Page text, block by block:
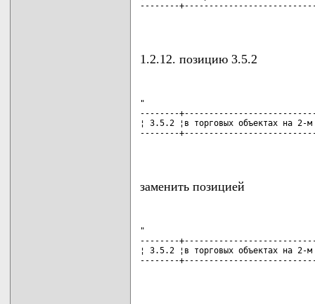
--------
1.2.12. позицию 3.5.2
"
--------
¦ 3.5.2 ¦в торговых объектах
--------
заменить позицией
"
--------
¦ 3.5.2 ¦в торговых объектах
--------